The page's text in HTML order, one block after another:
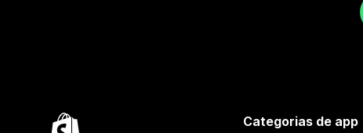
Categorias de app